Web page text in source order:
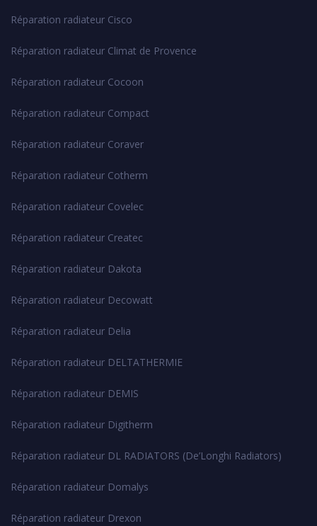
Réparation radiateur Cisco
Réparation radiateur Climat de Provence
Réparation radiateur Cocoon
Réparation radiateur Compact
Réparation radiateur Coraver
Réparation radiateur Cotherm
Réparation radiateur Covelec
Réparation radiateur Createc
Réparation radiateur Dakota
Réparation radiateur Decowatt
Réparation radiateur Delia
Réparation radiateur DELTATHERMIE
Réparation radiateur DEMIS
Réparation radiateur Digitherm
Réparation radiateur DL RADIATORS (De’Longhi Radiators)
Réparation radiateur Domalys
Réparation radiateur Drexon